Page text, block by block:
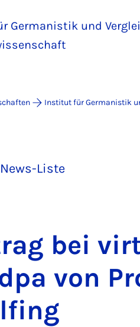
Germanistik und
Institut für Germanistik
Liste
bei
von